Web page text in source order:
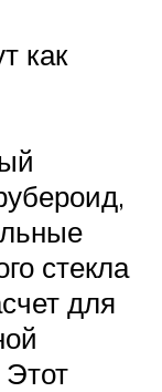
как
стекла
для